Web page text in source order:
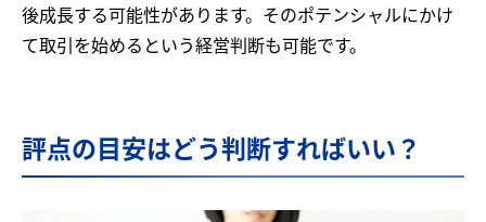
後成長する可能性があります。そのポテンシャルにかけ
て取引を始めるという経営判断も可能です。
評点の目安はどう判断すればいい？